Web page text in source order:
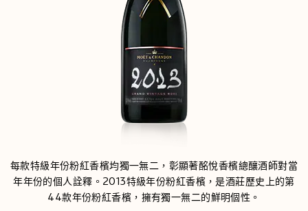
每款特級年份粉紅香檳均獨一無二，彰顯著酩悅香檳總釀酒師對當
年年份的個人詮釋。2013特級年份粉紅香檳，是酒莊歷史上的第
44款年份粉紅香檳，擁有獨一無二的鮮明個性。